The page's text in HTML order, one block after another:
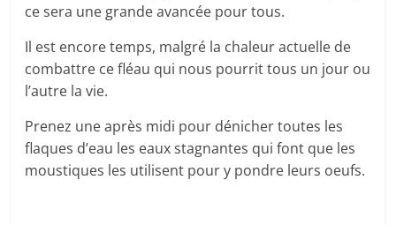
ce sera une grande avancée pour tous.
Il est encore temps, malgré la chaleur actuelle de
combattre ce fléau qui nous pourrit tous un jour ou
l’autre la vie.
Prenez une après midi pour dénicher toutes les
flaques d’eau les eaux stagnantes qui font que les
moustiques les utilisent pour y pondre leurs oeufs.